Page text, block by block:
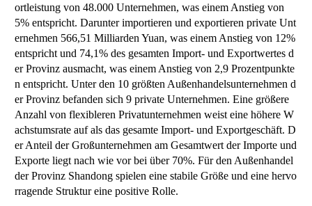
ortleistung von 48.000 Unternehmen, was einem Anstieg von
5% entspricht. Darunter importieren und exportieren private Unt
ernehmen 566,51 Milliarden Yuan, was einem Anstieg von 12%
entspricht und 74,1% des gesamten Import- und Exportwertes d
er Provinz ausmacht, was einem Anstieg von 2,9 Prozentpunkte
n entspricht. Unter den 10 größten Außenhandelsunternehmen d
er Provinz befanden sich 9 private Unternehmen. Eine größere
Anzahl von flexibleren Privatunternehmen weist eine höhere W
achstumsrate auf als das gesamte Import- und Exportgeschäft. D
er Anteil der Großunternehmen am Gesamtwert der Importe und
Exporte liegt nach wie vor bei über 70%. Für den Außenhandel
der Provinz Shandong spielen eine stabile Größe und eine hervo
rragende Struktur eine positive Rolle.